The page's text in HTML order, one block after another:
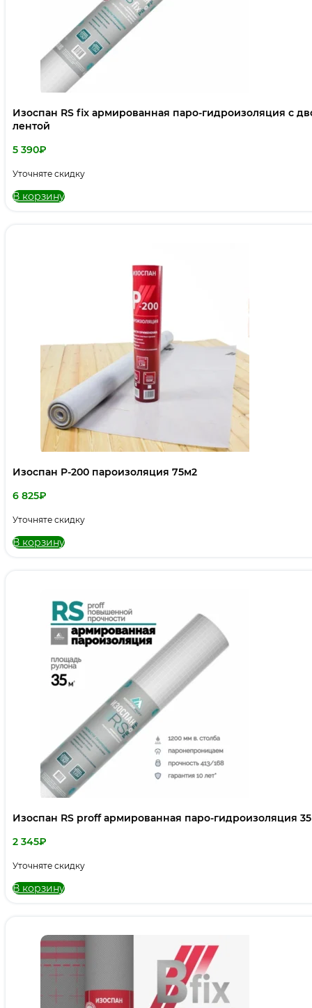
Изоспан RS fix армированная паро-гидроизоляция c
лентой
5 390₽
Уточняте скидку
В корзину
Изоспан P-200 пароизоляция 75м2
6 825₽
Уточняте скидку
В корзину
Изоспан RS proff армированная паро-гидроизоляция
2 345₽
Уточняте скидку
В корзину